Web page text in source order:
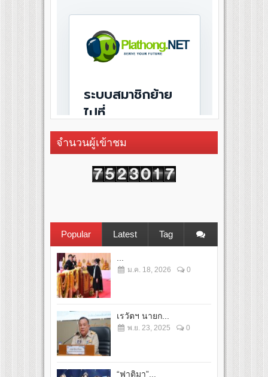
จำนวนผู้เข้าชม
Popular Latest Tag
ม.ค. 18, 2026 0
เรวัตฯ นายก...
พ.ย. 23, 2025 0
“ฟาติมา”...